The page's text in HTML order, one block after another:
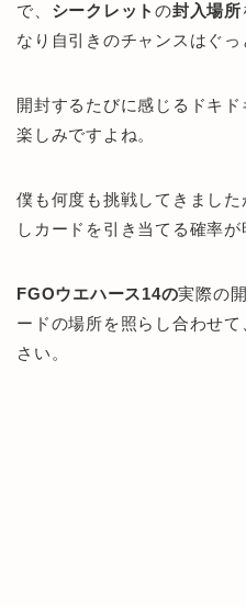
で、 シークレットの封入場所
なり自引きのチャンスはぐっ
開封するたびに感じるドキ
楽しみですよね。
僕も何度も挑戦してきまし
しカードを引き当てる確率が
FGOウエハース14の実際の
ードの場所を照らし合わせ
さい。
当サイ